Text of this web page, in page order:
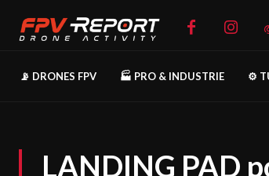
📡 DRONES FPV 🏭 PRO & INDUSTRIE ⚙️
LANDING PAD